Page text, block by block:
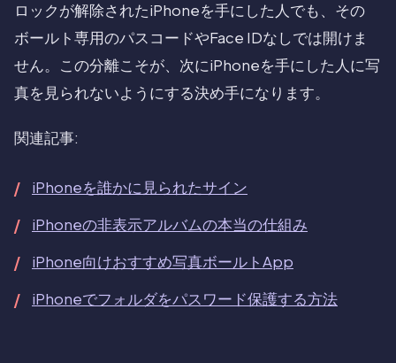
ロックが解除されたiPhoneを手にした人でも、その
ボールト専用のパスコードやFace IDなしでは開けま
せん。この分離こそが、次にiPhoneを手にした人に写
真を見られないようにする決め手になります。
関連記事:
iPhoneを誰かに見られたサイン
iPhoneの非表示アルバムの本当の仕組み
iPhone向けおすすめ写真ボールトApp
iPhoneでフォルダをパスワード保護する方法